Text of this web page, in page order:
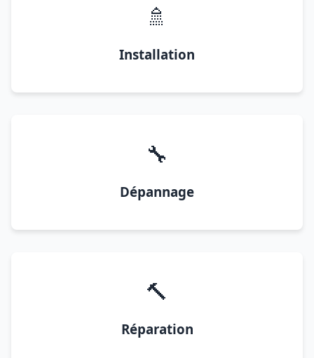
🚿
Installation
🔧
Dépannage
🔨
Réparation